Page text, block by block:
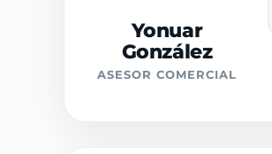
Yonuar
González
ASESOR COMERCIAL